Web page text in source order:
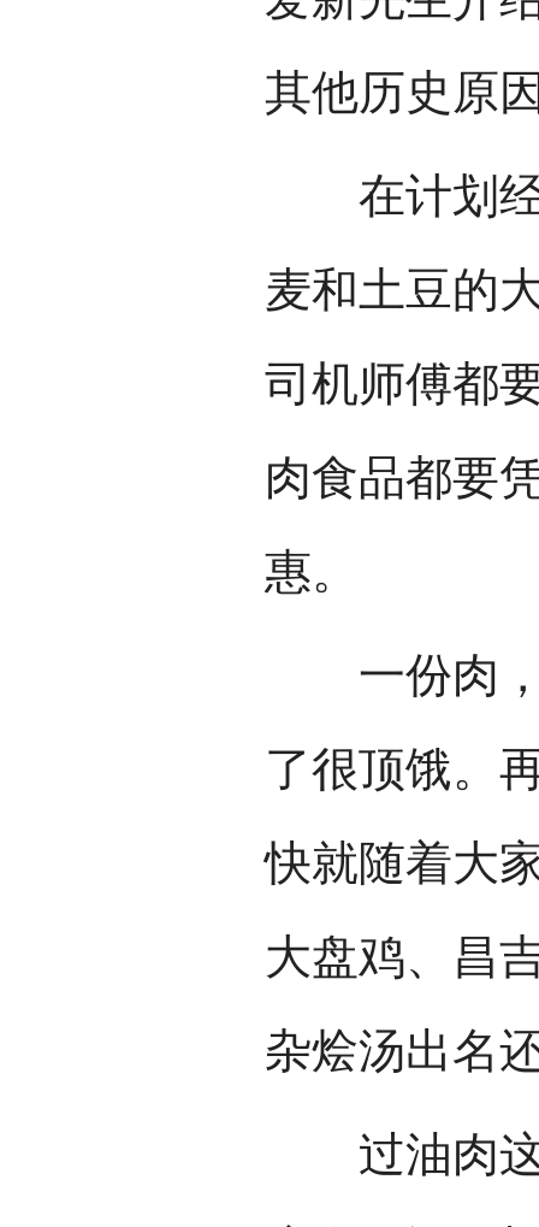
其他历史原
在计划经
麦和土豆的
司机师傅都
肉食品都要
惠。
一份肉，
了很顶饿。
快就随着大
大盘鸡、昌
杂烩汤出名
过油肉这